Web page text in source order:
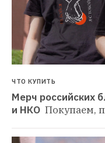
ЧТО КУПИТЬ
Мерч российских
и НКО Покупаем,